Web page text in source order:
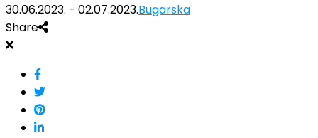
30.06.2023. - 02.07.2023.Bugarska
Share